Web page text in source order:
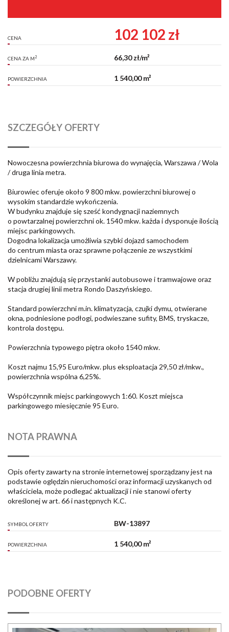
CENA 102 102 zł
CENA ZA M2 66,30 zł/m²
POWIERZCHNIA 1 540,00 m²
SZCZEGÓŁY OFERTY
Nowoczesna powierzchnia biurowa do wynajęcia, Warszawa / Wola
/ druga linia metra.
Biurowiec oferuje około 9 800 mkw. powierzchni biurowej o
wysokim standardzie wykończenia.
W budynku znajduje się sześć kondygnacji naziemnych
o powtarzalnej powierzchni ok. 1540 mkw. każda i dysponuje ilością
miejsc parkingowych.
Dogodna lokalizacja umożliwia szybki dojazd samochodem
do centrum miasta oraz sprawne połączenie ze wszystkimi
dzielnicami Warszawy.
W pobliżu znajdują się przystanki autobusowe i tramwajowe oraz
stacja drugiej linii metra Rondo Daszyńskiego.
Standard powierzchni m.in. klimatyzacja, czujki dymu, otwierane
okna, podniesione podłogi, podwieszane sufity, BMS, tryskacze,
kontrola dostępu.
Powierzchnia typowego piętra około 1540 mkw.
Koszt najmu 15,95 Euro/mkw. plus eksploatacja 29,50 zł/mkw.,
powierzchnia wspólna 6,25%.
Współczynnik miejsc parkingowych 1:60. Koszt miejsca
parkingowego miesięcznie 95 Euro.
NOTA PRAWNA
Opis oferty zawarty na stronie internetowej sporządzany jest na
podstawie oględzin nieruchomości oraz informacji uzyskanych od
właściciela, może podlegać aktualizacji i nie stanowi oferty
określonej w art. 66 i następnych K.C.
SYMBOL OFERTY BW-13897
POWIERZCHNIA 1 540,00 m²
PODOBNE OFERTY